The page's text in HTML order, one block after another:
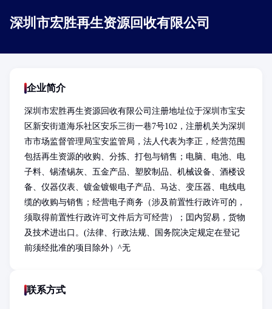
深圳市宏胜再生资源回收有限公司
企业简介
深圳市宏胜再生资源回收有限公司注册地址位于深圳市宝安
区新安街道海乐社区安乐三街一巷7号102，注册机关为深圳
市市场监督管理局宝安监管局，法人代表为李正，经营范围
包括再生资源的收购、分拣、打包与销售；电脑、电池、电
子料、锡渣锡灰、五金产品、塑胶制品、机械设备、酒楼设
备、仪器仪表、镀金镀银电子产品、马达、变压器、电线电
缆的收购与销售；经营电子商务（涉及前置性行政许可的，
须取得前置性行政许可文件后方可经营）；囯内贸易，货物
及技术进出口。(法律、行政法规、国务院决定规定在登记
前须经批准的项目除外）^无
联系方式